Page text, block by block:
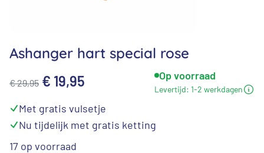
Ashanger hart special rose
€29,95 Oorspronkelijke
was:
€ 29,95.
€ 19,95
is:
€ 19,95.
Op voorraad
Levertijd: 1-2 werkdagen
⁠Met gratis vulsetje
⁠Nu tijdelijk met gratis ketting
17 op voorraad